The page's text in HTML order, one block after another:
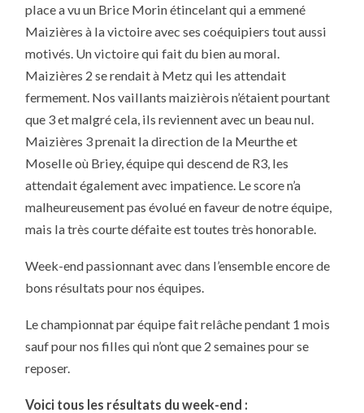
place a vu un Brice Morin étincelant qui a emmené
Maizières à la victoire avec ses coéquipiers tout aussi
motivés. Un victoire qui fait du bien au moral.
Maizières 2 se rendait à Metz qui les attendait
fermement. Nos vaillants maizièrois n’étaient pourtant
que 3 et malgré cela, ils reviennent avec un beau nul.
Maizières 3 prenait la direction de la Meurthe et
Moselle où Briey, équipe qui descend de R3, les
attendait également avec impatience. Le score n’a
malheureusement pas évolué en faveur de notre équipe,
mais la très courte défaite est toutes très honorable.
Week-end passionnant avec dans l’ensemble encore de
bons résultats pour nos équipes.
Le championnat par équipe fait relâche pendant 1 mois
sauf pour nos filles qui n’ont que 2 semaines pour se
reposer.
Voici tous les résultats du week-end :